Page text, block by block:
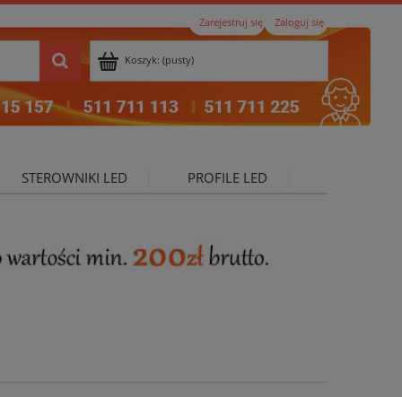
Zarejestruj się Zaloguj się
Koszyk: (pusty)
STEROWNIKI LED PROFILE LED